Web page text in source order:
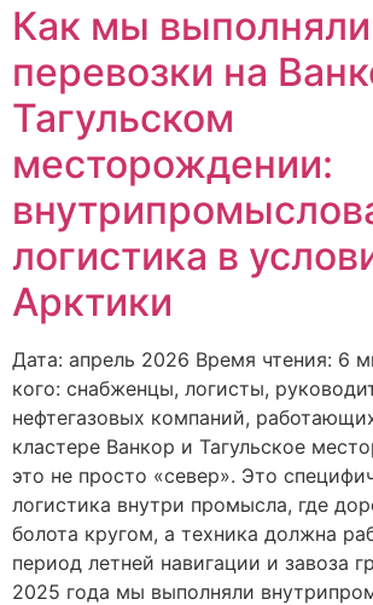
Как мы
перевозки на
Тагульском
месторождении:
логистика в
Арктики
Дата: апрель 2026 Время чтения: 6
кого: снабженцы, логисты,
нефтегазовых компаний,
кластере Ванкор и Тагульское
это не просто «север». Это
логистика внутри промысла, где
болота кругом, а техника должна
период летней навигации и завоза
2025 года мы выполняли